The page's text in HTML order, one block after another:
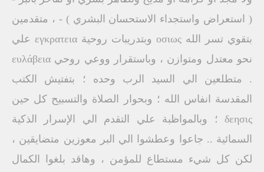
( استعراض واستجداء الاستحسان البشري ) - ، متقدمين
بتقوي تسر الله οσιως وبتدريبات روحية εγκρατεια علي
نحو معتدل ومتوازن ، وباستقرار ووعي روحي ευλάβεια
. متطلعين الي السيد الرب وحده ؛ بتفتيش الكتب
المقدسة انفاس الله ؛ وبحوار الصلاة والتسبيح كل حين
δεησις ؛ وبالمواظبة علي التقدم الي الإسرار الذكية
السمائية .. جاعوا وعطشوا الي البر معوزين متضايقين ،
لكن كل شيء مستطاع للمؤمن ، وهاقد بلغوا الكمال